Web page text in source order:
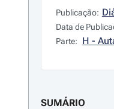
Publicação:
Data de
Parte: H -
SUMÁRIO